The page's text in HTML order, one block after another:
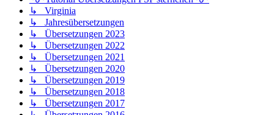
↳ Virginia
↳ Jahresübersetzungen
↳ Übersetzungen 2023
↳ Übersetzungen 2022
↳ Übersetzungen 2021
↳ Übersetzungen 2020
↳ Übersetzungen 2019
↳ Übersetzungen 2018
↳ Übersetzungen 2017